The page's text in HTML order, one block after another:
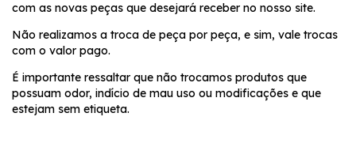
com as novas peças que desejará receber no nosso site.
Não realizamos a troca de peça por peça, e sim, vale trocas
com o valor pago.
É importante ressaltar que não trocamos produtos que
possuam odor, indício de mau uso ou modificações e que
estejam sem etiqueta.